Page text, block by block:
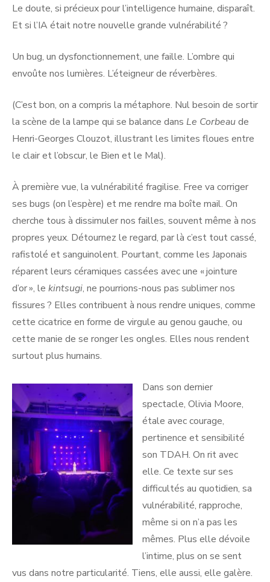
Le doute, si précieux pour l’intelligence humaine, disparaît.
Et si l’IA était notre nouvelle grande vulnérabilité ?
Un bug, un dysfonctionnement, une faille. L’ombre qui
envoûte nos lumières. L’éteigneur de réverbères.
(C’est bon, on a compris la métaphore. Nul besoin de sortir
la scène de la lampe qui se balance dans Le Corbeaude
Henri-Georges Clouzot, illustrant les limites floues entre
le clair et l’obscur, le Bien et le Mal).
À première vue, la vulnérabilité fragilise. Free va corriger
ses bugs (on l’espère) et me rendre ma boîte mail. On
cherche tous à dissimuler nos failles, souvent même à nos
propres yeux. Détournez le regard, par là c’est tout cassé,
rafistolé et sanguinolent. Pourtant, comme les Japonais
réparent leurs céramiques cassées avec une « jointure
d’or », le kintsugi, ne pourrions-nous pas sublimer nos
fissures ? Elles contribuent à nous rendre uniques, comme
cette cicatrice en forme de virgule au genou gauche, ou
cette manie de se ronger les ongles. Elles nous rendent
surtout plus humains.
Dans son dernier
spectacle, Olivia Moore,
étale avec courage,
pertinence et sensibilité
son TDAH. On rit avec
elle. Ce texte sur ses
difficultés au quotidien, sa
vulnérabilité, rapproche,
même si on n’a pas les
mêmes. Plus elle dévoile
l’intime, plus on se sent
vus dans notre particularité. Tiens, elle aussi, elle galère.